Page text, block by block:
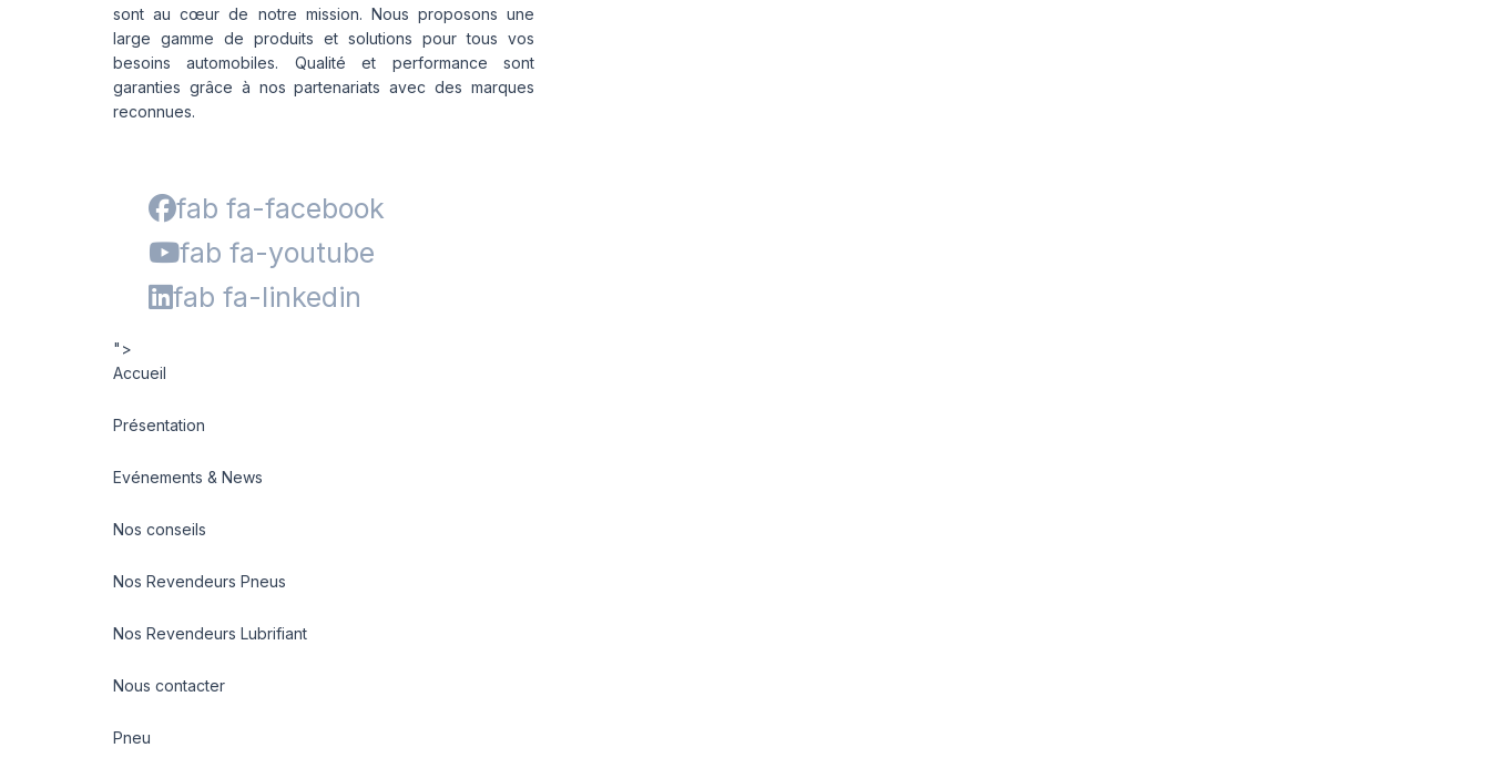
sont au cœur de notre mission. Nous proposons une
large gamme de produits et solutions pour tous vos
besoins automobiles. Qualité et performance sont
garanties grâce à nos partenariats avec des marques
reconnues.
fab fa-facebook
fab fa-youtube
fab fa-linkedin
">
Accueil
Présentation
Evénements & News
Nos conseils
Nos Revendeurs Pneus
Nos Revendeurs Lubrifiant
Nous contacter
Pneu